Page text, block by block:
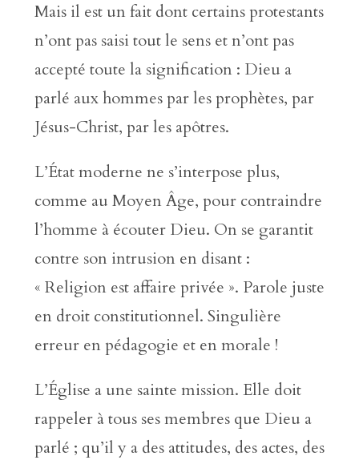
Mais il est un fait dont certains protestants
n’ont pas saisi tout le sens et n’ont pas
accepté toute la signification : Dieu a
parlé aux hommes par les prophètes, par
Jésus-Christ, par les apôtres.
L’État moderne ne s’interpose plus,
comme au Moyen Âge, pour contraindre
l’homme à écouter Dieu. On se garantit
contre son intrusion en disant :
« Religion est affaire privée ». Parole juste
en droit constitutionnel. Singulière
erreur en pédagogie et en morale !
L’Église a une sainte mission. Elle doit
rappeler à tous ses membres que Dieu a
parlé ; qu’il y a des attitudes, des actes, des